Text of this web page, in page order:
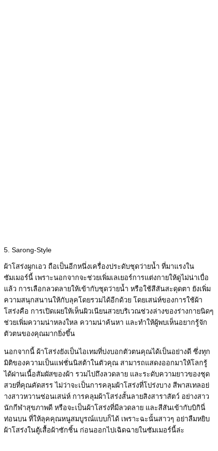
5. Sarong-Style
ผ้าโสร่งผูกเอว ถือเป็นอีกหนึ่งเครื่องประดับชุดว่ายน้ำ ที่มาแรงใน
ซัมเมอร์นี้ เพราะนอกจากจะช่วยเพิ่มเลเยอร์การแต่งกายให้ดูไม่น่าเบื่อ
แล้ว การเลือกลวดลายให้เข้ากับชุดว่ายน้ำ หรือใช้สีสันสะดุดตา ยังเพิ่ม
ความสนุกสนานให้กับลุคโดยรวมได้อีกด้วย โดยเสน่ห์ของการใช้ผ้า
โสร่งคือ การเปิดเผยให้เห็นผิวเนียนสวยบริเวณช่วงล่างของร่างกายนิดๆ
ช่วยเพิ่มความน่าหลงใหล ความน่าค้นหา และทำให้ผู้พบเห็นอยากรู้จัก
ตัวตนของคุณมากยิ่งขึ้น
นอกจากนี้ ผ้าโสร่งยังเป็นไอเทมที่บ่งบอกตัวตนคุณได้เป็นอย่างดี ซึ่งทุก
มิติของความเป็นแฟชั่นนิสต้าในตัวคุณ สามารถแสดงออกมาให้โลกรู้
ได้ผ่านเนื้อสัมผัสของผ้า รวมไปถึงลวดลาย และระดับความยาวของชุด
สวยที่คุณคัดสรร ไม่ว่าจะเป็นการคลุมผ้าโสร่งที่โปร่งบาง สีพาสเทลอย่
างสาวหวานซ่อนเสน่ห์ การคลุมผ้าโสร่งสั้นลายสิงสาราสัตว์ อย่างสาว
นักกีฬาสุขภาพดี หรือจะเป็นผ้าโสร่งที่มีลวดลาย และสีสันเข้ากับบิกินี่
ท่อนบน ที่ให้ลุคคุณหนูสมบูรณ์แบบก็ได้ เพราะฉะนั้นสาวๆ อย่าลืมหยิบ
ผ้าโสร่งในตู้เสื้อผ้าซักชิ้น ก่อนออกไปเฉิดฉายในซัมเมอร์นี้ล่ะ